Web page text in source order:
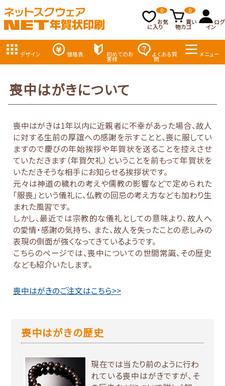
お気
に入り
0
買い
物カゴ
0
ログ
イン
デザイン 価格表 初めてのお
客様
よくある質
問
メニュー
喪中はがきについて
喪中はがきは1年以内に近親者に不幸があった場合、故人
に対する生前の厚誼への感謝を示すことと、喪に服してい
ますので慶びの年始挨拶や年賀状を送ることを控えさせ
ていただきます（年賀欠礼）ということを前もって年賀状を
いただきそうな相手にお知らせる挨拶状です。
元々は神道の穢れの考えや儒教の影響などで定められた
「服喪」という儀礼に、仏教の回忌の考え方なども加わり生
まれた風習です。
しかし、最近では宗教的な儀礼としての意味より、故人へ
の愛情・感謝の気持ち、 また、故人を失ったことの悲しみの
表現の側面が強くなってきているようです。
こちらのページでは、喪中についての世間常識、その歴史
なども紹介いたします。
喪中はがきのご注文はこちら>>
喪中はがきの歴史
現在では当たり前のように行わ
れている喪中はがきですが、そ